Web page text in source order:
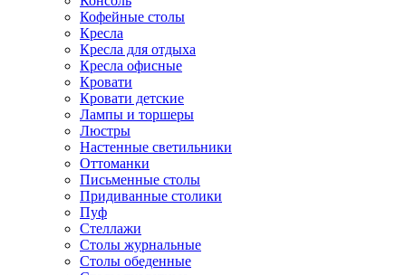
Кофейные столы
Кресла
Кресла для отдыха
Кресла офисные
Кровати
Кровати детские
Лампы и торшеры
Люстры
Настенные светильники
Оттоманки
Письменные столы
Придиванные столики
Пуф
Стеллажи
Столы журнальные
Столы обеденные